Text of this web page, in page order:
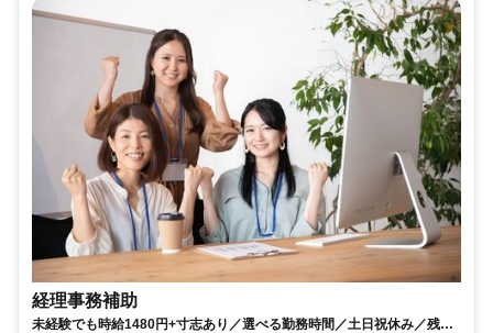
経理事務補助
未経験でも時給1480円+寸志あり／選べる勤務時間／土日祝休み／残業